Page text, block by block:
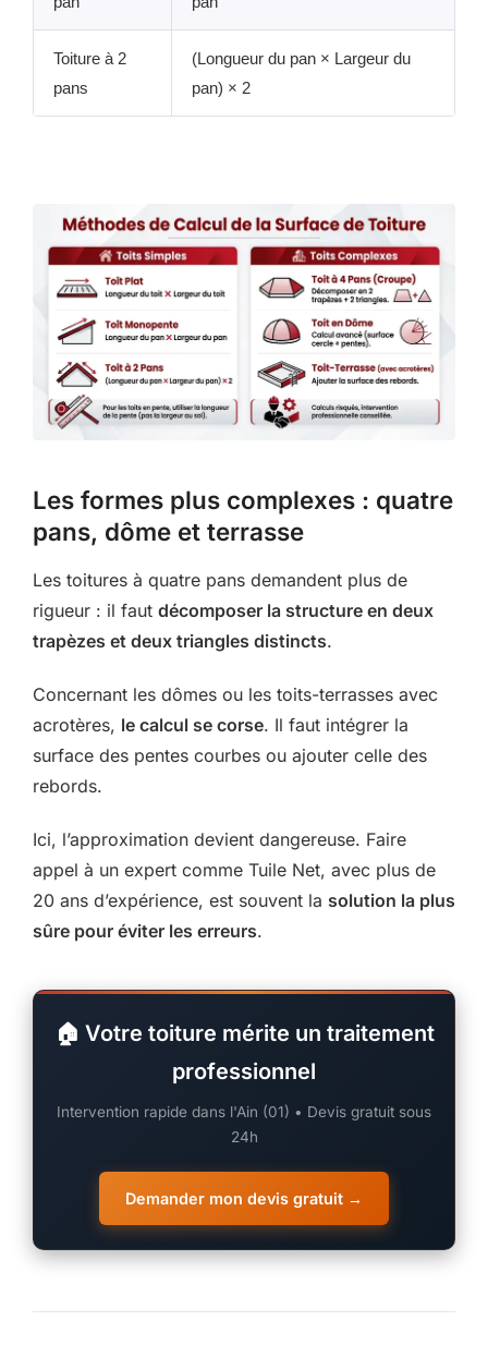
Toiture à 2
pans
(Longueur du pan × Largeur du
pan) × 2
Les formes plus complexes : quatre
pans, dôme et terrasse
Les toitures à quatre pans demandent plus de
rigueur : il faut décomposer la structure en deux
trapèzes et deux triangles distincts.
Concernant les dômes ou les toits-terrasses avec
acrotères, le calcul se corse. Il faut intégrer la
surface des pentes courbes ou ajouter celle des
rebords.
Ici, l’approximation devient dangereuse. Faire
appel à un expert comme Tuile Net, avec plus de
20 ans d’expérience, est souvent la solution la plus
sûre pour éviter les erreurs.
🏠 Votre toiture mérite un traitement
professionnel
Intervention rapide dans l'Ain (01) • Devis gratuit sous
24h
Demander mon devis gratuit →